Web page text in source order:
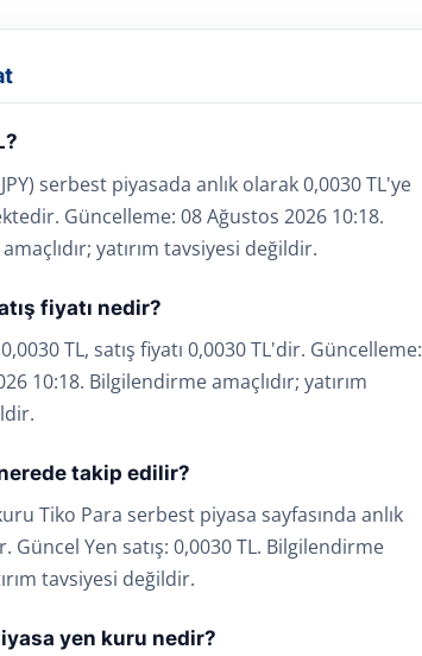
serbest piyasada anlık olarak 0,0030 TL'ye
Güncelleme: 08 Ağustos 2026 10:18.
yatırım tavsiyesi değildir.
fiyatı nedir?
0,0030 TL, satış fiyatı 0,0030 TL'dir. Güncelleme:
10:18. Bilgilendirme amaçlıdır; yatırım
takip edilir?
Tiko Para serbest piyasa sayfasında anlık
Güncel Yen satış: 0,0030 TL. Bilgilendirme
tavsiyesi değildir.
yen kuru nedir?